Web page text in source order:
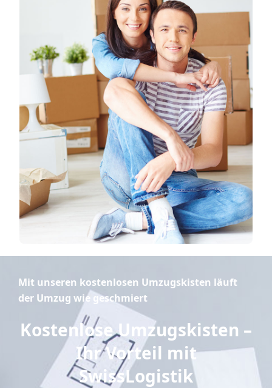
Mit unseren kostenlosen Umzugskisten läuft
der Umzug wie geschmiert
Kostenlose Umzugskisten –
Ihr Vorteil mit
SwissLogistik